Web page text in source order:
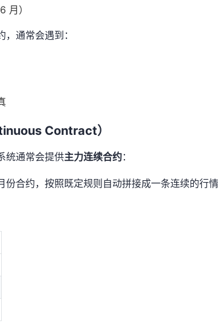
月）
通常会遇到：
Contract）
统通常会提供主力连续合约：
合约，按照既定规则自动拼接成一条连续的行情